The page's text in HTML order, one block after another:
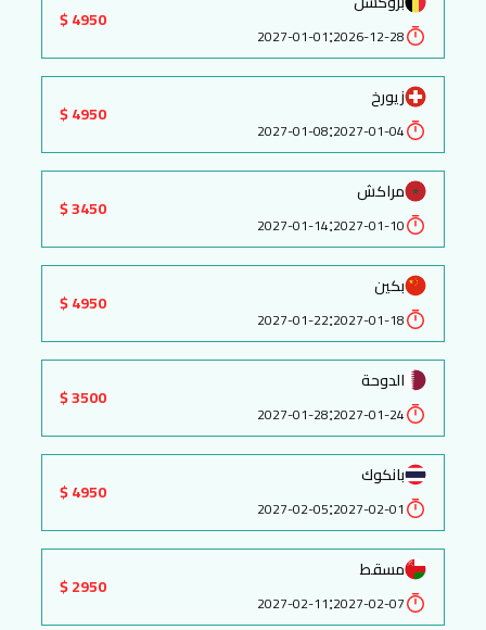
2026-12-28
:
2027-01-01
4950 $
زيورخ
2027-01-04
:
2027-01-08
4950 $
مراكش
2027-01-10
:
2027-01-14
3450 $
بكين
2027-01-18
:
2027-01-22
4950 $
الدوحة
2027-01-24
:
2027-01-28
3500 $
بانكوك
2027-02-01
:
2027-02-05
4950 $
مسقط
2027-02-07
:
2027-02-11
2950 $